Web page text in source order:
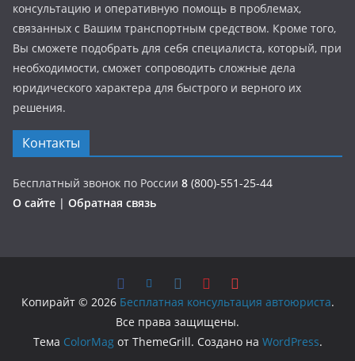
консультацию и оперативную помощь в проблемах,
связанных с Вашим транспортным средством. Кроме того,
Вы сможете подобрать для себя специалиста, который, при
необходимости, сможет сопроводить сложные дела
юридического характера для быстрого и верного их
решения.
Контакты
Бесплатный звонок по России 8 (800)-551-25-44
О сайте | Обратная связь
Копирайт © 2026 Бесплатная консультация автоюриста.
Все права защищены.
Тема ColorMagот ThemeGrill. Создано на WordPress.